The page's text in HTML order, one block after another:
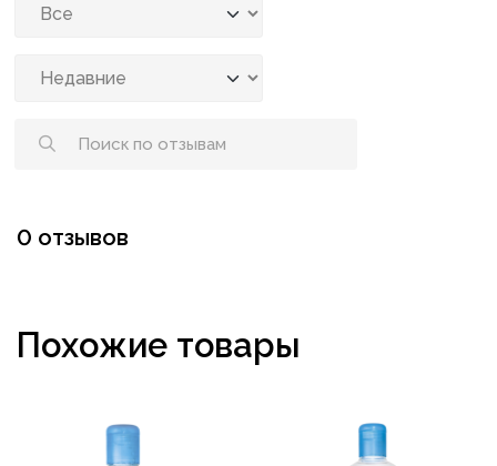
0 отзывов
Похожие товары